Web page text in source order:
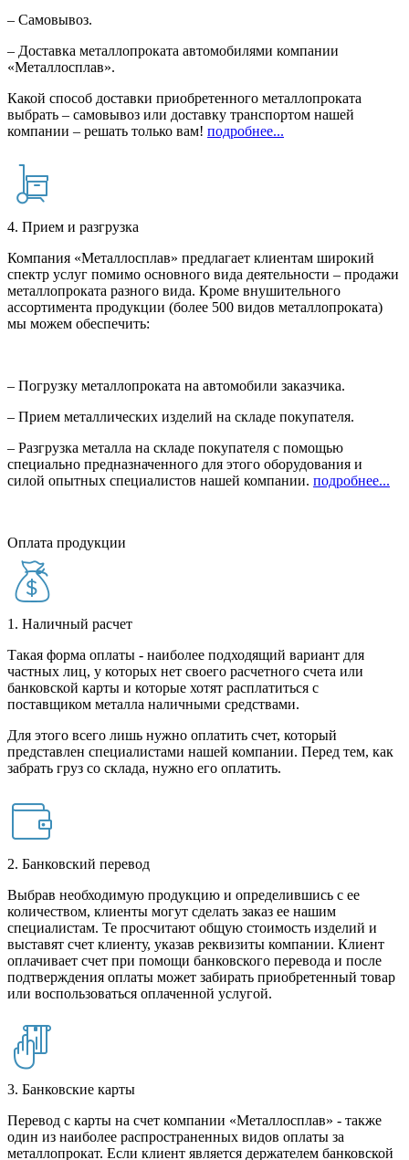
– Самовывоз.
– Доставка металлопроката автомобилями компании
«Металлосплав».
Какой способ доставки приобретенного металлопроката
выбрать – самовывоз или доставку транспортом нашей
компании – решать только вам! подробнее...
4. Прием и разгрузка
Компания «Металлосплав» предлагает клиентам широкий
спектр услуг помимо основного вида деятельности – продажи
металлопроката разного вида. Кроме внушительного
ассортимента продукции (более 500 видов металлопроката)
мы можем обеспечить:
– Погрузку металлопроката на автомобили заказчика.
– Прием металлических изделий на складе покупателя.
– Разгрузка металла на складе покупателя с помощью
специально предназначенного для этого оборудования и
силой опытных специалистов нашей компании. подробнее...
Оплата продукции
1. Наличный расчет
Такая форма оплаты - наиболее подходящий вариант для
частных лиц, у которых нет своего расчетного счета или
банковской карты и которые хотят расплатиться с
поставщиком металла наличными средствами.
Для этого всего лишь нужно оплатить счет, который
представлен специалистами нашей компании. Перед тем, как
забрать груз со склада, нужно его оплатить.
2. Банковский перевод
Выбрав необходимую продукцию и определившись с ее
количеством, клиенты могут сделать заказ ее нашим
специалистам. Те просчитают общую стоимость изделий и
выставят счет клиенту, указав реквизиты компании. Клиент
оплачивает счет при помощи банковского перевода и после
подтверждения оплаты может забирать приобретенный товар
или воспользоваться оплаченной услугой.
3. Банковские карты
Перевод с карты на счет компании «Металлосплав» - также
один из наиболее распространенных видов оплаты за
металлопрокат. Если клиент является держателем банковской